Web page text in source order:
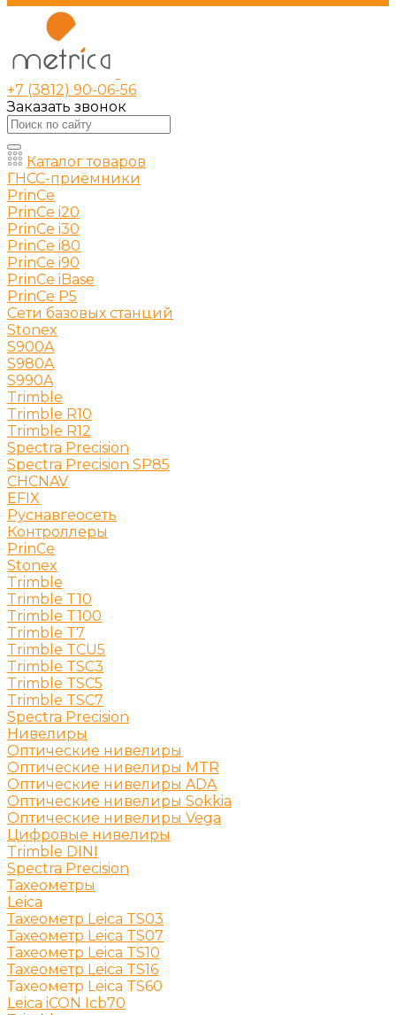
+7 (3812) 90-06-56
Заказать звонок
Каталог товаров
ГНСС-приёмники
PrinCe
PrinCe i20
PrinCe i30
PrinCe i80
PrinCe i90
PrinCe iBase
PrinCe P5
Сети базовых станций
Stonex
S900A
S980A
S990A
Trimble
Trimble R10
Trimble R12
Spectra Precision
Spectra Precision SP85
CHCNAV
EFIX
Руснавгеосеть
Контроллеры
PrinCe
Stonex
Trimble
Trimble T10
Trimble T100
Trimble T7
Trimble TCU5
Trimble TSC3
Trimble TSC5
Trimble TSC7
Spectra Precision
Нивелиры
Оптические нивелиры
Оптические нивелиры MTR
Оптические нивелиры ADA
Оптические нивелиры Sokkia
Оптические нивелиры Vega
Цифровые нивелиры
Trimble DINI
Spectra Precision
Тахеометры
Leica
Тахеометр Leica TS03
Тахеометр Leica TS07
Тахеометр Leica TS10
Тахеометр Leica TS16
Тахеометр Leica TS60
Leica iCON Icb70